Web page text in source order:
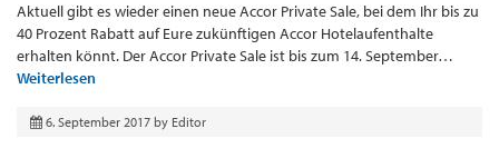
Aktuell gibt es wieder einen neue Accor Private Sale, bei dem Ihr bis zu
40 Prozent Rabatt auf Eure zukünftigen Accor Hotelaufenthalte
erhalten könnt. Der Accor Private Sale ist bis zum 14. September…
Weiterlesen
6. September 2017 by Editor